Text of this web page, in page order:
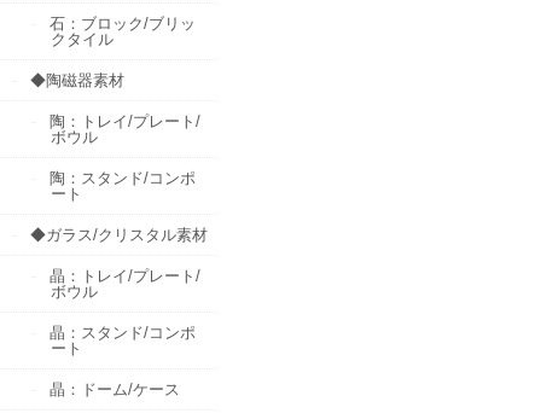
石：ブロック/ブリッ
クタイル
◆陶磁器素材
陶：トレイ/プレート/
ボウル
陶：スタンド/コンポ
ート
◆ガラス/クリスタル素材
晶：トレイ/プレート/
ボウル
晶：スタンド/コンポ
ート
晶：ドーム/ケース